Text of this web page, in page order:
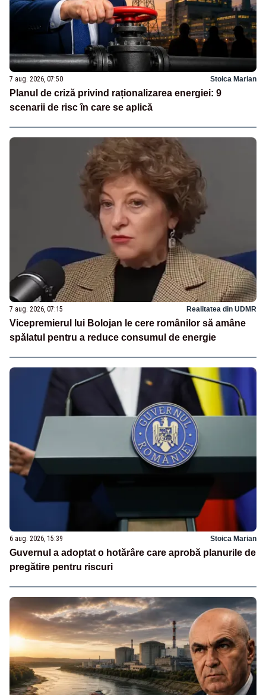
7 aug. 2026, 07:50 Stoica Marian
Planul de criză privind raționalizarea energiei: 9
scenarii de risc în care se aplică
7 aug. 2026, 07:15 Realitatea din UDMR
Vicepremierul lui Bolojan le cere românilor să amâne
spălatul pentru a reduce consumul de energie
6 aug. 2026, 15:39 Stoica Marian
Guvernul a adoptat o hotărâre care aprobă planurile de
pregătire pentru riscuri